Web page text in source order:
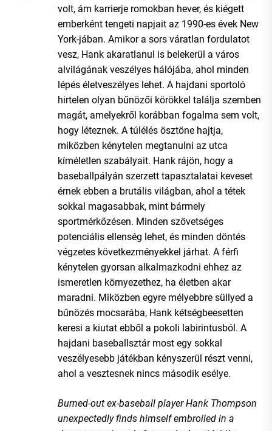
volt, ám karrierje romokban hever, és kiégett
emberként tengeti napjait az 1990-es évek New
York-jában. Amikor a sors váratlan fordulatot
vesz, Hank akaratlanul is belekerül a város
alvilágának veszélyes hálójába, ahol minden
lépés életveszélyes lehet. A hajdani sportoló
hirtelen olyan bűnözői körökkel találja szemben
magát, amelyekről korábban fogalma sem volt,
hogy léteznek. A túlélés ösztöne hajtja,
miközben kénytelen megtanulni az utca
kíméletlen szabályait. Hank rájön, hogy a
baseballpályán szerzett tapasztalatai keveset
érnek ebben a brutális világban, ahol a tétek
sokkal magasabbak, mint bármely
sportmérkőzésen. Minden szövetséges
potenciális ellenség lehet, és minden döntés
végzetes következményekkel járhat. A férfi
kénytelen gyorsan alkalmazkodni ehhez az
ismeretlen környezethez, ha életben akar
maradni. Miközben egyre mélyebbre süllyed a
bűnözés mocsarába, Hank kétségbeesetten
keresi a kiutat ebből a pokoli labirintusból. A
hajdani baseballsztár most egy sokkal
veszélyesebb játékban kényszerül részt venni,
ahol a vesztesnek nincs második esélye.
Burned-out ex-baseball player Hank Thompson
unexpectedly finds himself embroiled in a